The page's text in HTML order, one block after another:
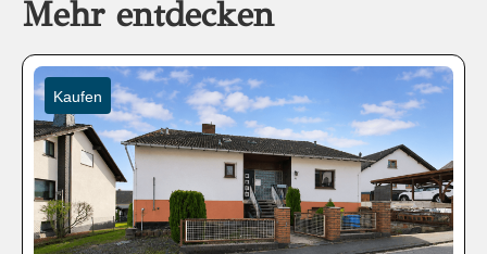
Mehr entdecken
Kaufen